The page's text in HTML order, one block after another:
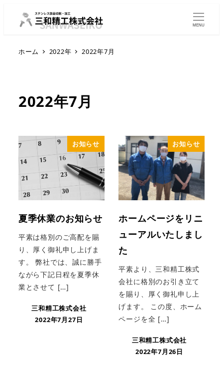
MENU
ホーム 2022年 2022年7月
2022年7月
お知らせ
夏季休業のお知らせ
平素は格別のご高配を賜
り、厚く御礼申し上げま
す。 弊社では、誠に勝手
ながら下記日程を夏季休
業とさせて […]
三和精工株式会社
2022年7月27日
お知らせ
ホームページをリニ
ューアルいたしまし
た
平素より、三和精工株式
会社に格別のお引き立て
を賜り、厚く御礼申し上
げます。 この度、ホーム
ページを全 […]
三和精工株式会社
2022年7月26日